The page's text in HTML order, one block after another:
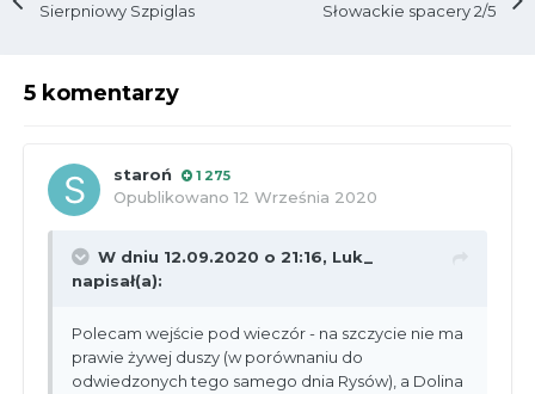
Sierpniowy Szpiglas
Słowackie spacery 2/5
5 komentarzy
staroń 1 275
Opublikowano12 Września 2020
W dniu 12.09.2020 o 21:16, Luk_
napisał(a):
Polecam wejście pod wieczór - na szczycie nie ma
prawie żywej duszy (w porównaniu do
odwiedzonych tego samego dnia Rysów), a Dolina